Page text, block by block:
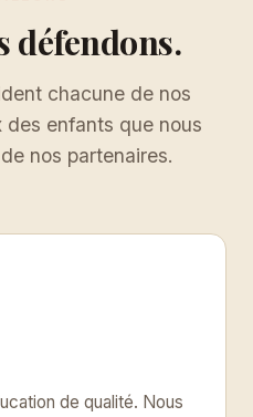
défendons.
chacune de nos
enfants que nous
nos partenaires.
de qualité. Nous